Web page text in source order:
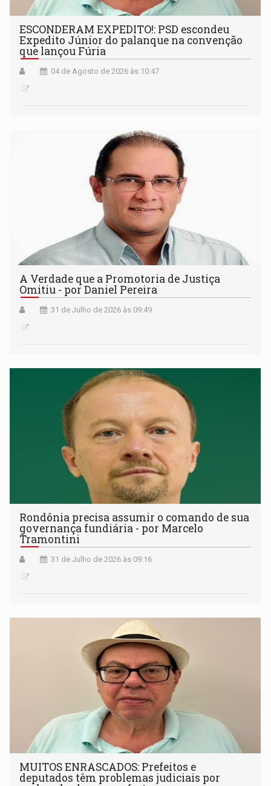
ESCONDERAM EXPEDITO!: PSD escondeu
Expedito Júnior do palanque na convenção
que lançou Fúria
04 de Agosto de 2026 às 10:47
A Verdade que a Promotoria de Justiça
Omitiu - por Daniel Pereira
31 de Julho de 2026 às 09:49
Rondônia precisa assumir o comando de sua
governança fundiária - por Marcelo
Tramontini
31 de Julho de 2026 às 09:16
MUITOS ENRASCADOS: Prefeitos e
deputados têm problemas judiciais por